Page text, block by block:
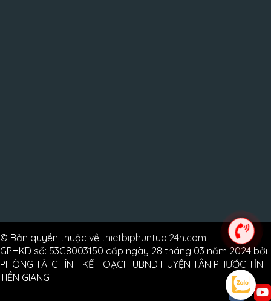
© Bản quyền thuộc về thietbiphuntuoi24h.com.
GPHKD số: 53C8003150 cấp ngày 28 tháng 03 năm 2024 bởi
PHÒNG TÀI CHÍNH KẾ HOẠCH UBND HUYỆN TÂN PHƯỚC TỈNH
TIỀN GIANG